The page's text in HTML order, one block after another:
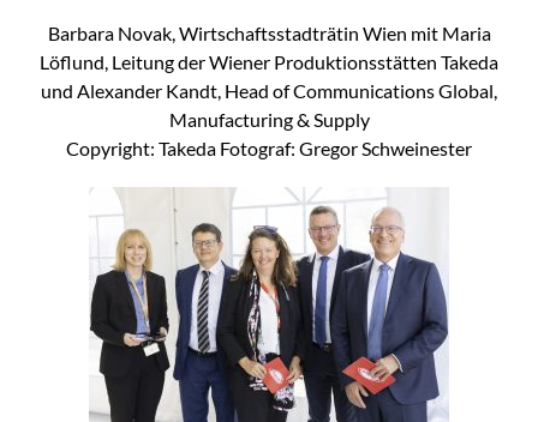
Barbara Novak, Wirtschaftsstadträtin Wien mit Maria
Löflund, Leitung der Wiener Produktionsstätten Takeda
und Alexander Kandt, Head of Communications Global,
Manufacturing & Supply
Copyright: Takeda Fotograf: Gregor Schweinester